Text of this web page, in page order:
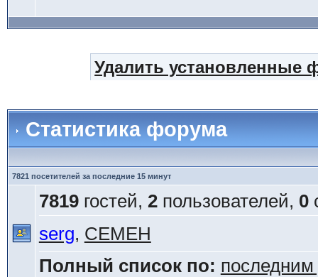
Удалить установленные
Статистика форума
7821 посетителей за последние 15 минут
7819гостей, 2пользователей, 0
serg, СЕМЕН
Полный список по: